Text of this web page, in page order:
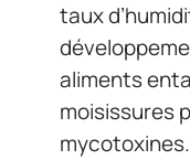
taux
aliments
moisissures